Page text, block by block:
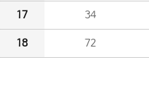
17 34
18 72